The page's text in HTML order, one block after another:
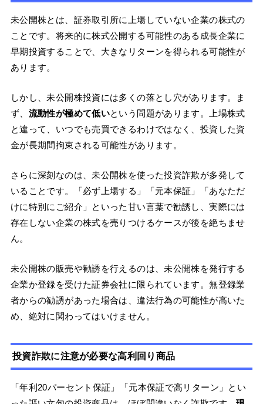
未公開株とは、証券取引所に上場していない企業の株式の
ことです。将来的に株式公開する可能性のある成長企業に
早期投資することで、大きなリターンを得られる可能性が
あります。
しかし、未公開株投資には多くの落とし穴があります。ま
ず、 流動性が極めて低いという問題があります。上場株式
と違って、いつでも売買できるわけではなく、投資した資
金が長期間拘束される可能性があります。
さらに深刻なのは、未公開株を使った投資詐欺が多発して
いることです。「必ず上場する」「元本保証」「あなただ
けに特別にご紹介」といった甘い言葉で勧誘し、実際には
存在しない企業の株式を売りつけるケースが後を絶ちませ
ん。
未公開株の販売や勧誘を行えるのは、未公開株を発行する
企業か登録を受けた証券会社に限られています。無登録業
者からの勧誘があった場合は、違法行為の可能性が高いた
め、絶対に関わってはいけません。
投資詐欺に注意が必要な高利回り商品
「年利20パーセント保証」「元本保証で高リターン」とい